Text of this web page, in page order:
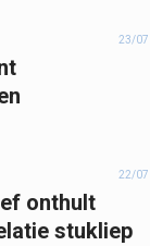
23/07
22/07
onthult
stukliep